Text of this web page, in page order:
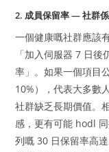
2. 成員保留率 — 社群
一個健康嘅社群應該
「加入伺服器 7 日
率」。如果一個項目
10%），代表大多數
社群缺乏長期價值。
感，更有可能 hodl
列嘅 30 日保留率高